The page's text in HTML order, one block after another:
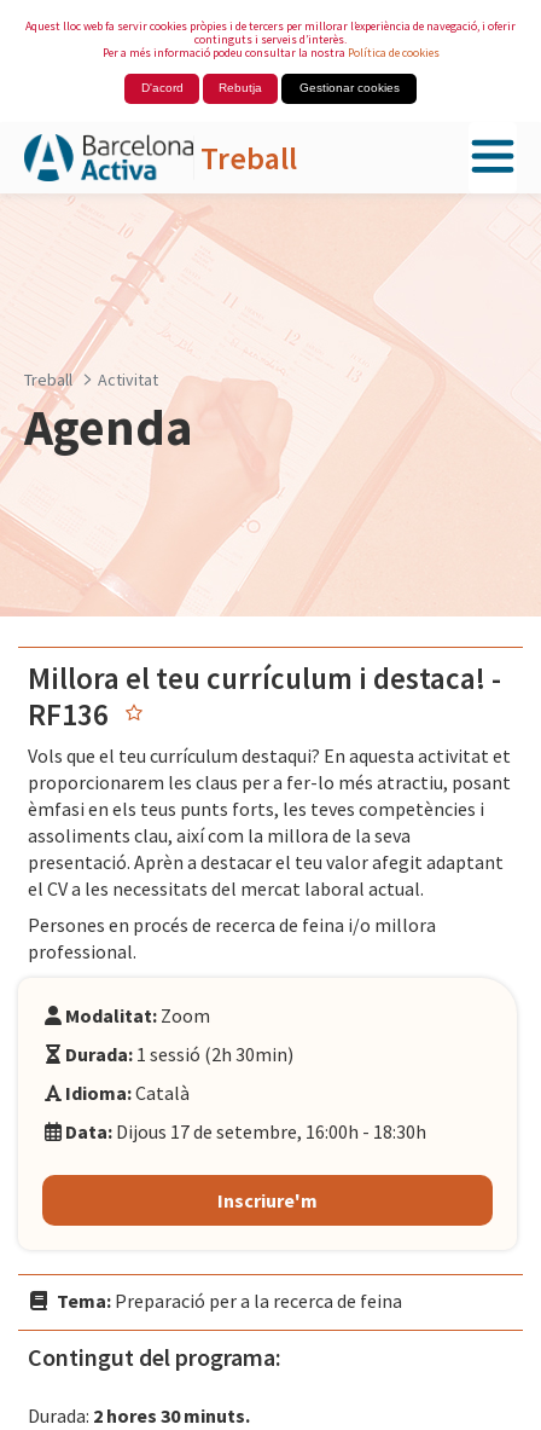
Aquest lloc web fa servir cookies pròpies i de tercers per millorar l’experiència de navegació, i oferir
continguts i serveis d’interès.
Per a més informació podeu consultar la nostra Política de cookies
D'acord Rebutja Gestionar cookies
Treball
Salta al contingut principal
Treball Activitat
Agenda
Millora el teu currículum i destaca! -
RF136
Vols que el teu currículum destaqui? En aquesta activitat et
proporcionarem les claus per a fer-lo més atractiu, posant
èmfasi en els teus punts forts, les teves competències i
assoliments clau, així com la millora de la seva
presentació. Aprèn a destacar el teu valor afegit adaptant
el CV a les necessitats del mercat laboral actual.
Persones en procés de recerca de feina i/o millora
professional.
Modalitat: Zoom
Durada: 1 sessió (2h 30min)
Idioma:Català
Data: Dijous 17 de setembre, 16:00h - 18:30h
Inscriure'm
Tema: Preparació per a la recerca de feina
Contingut del programa:
Durada: 2 hores 30 minuts.